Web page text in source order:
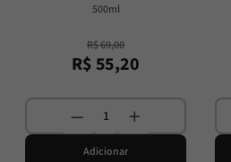
500ml
R$69,00
R$55,20
Adicionar